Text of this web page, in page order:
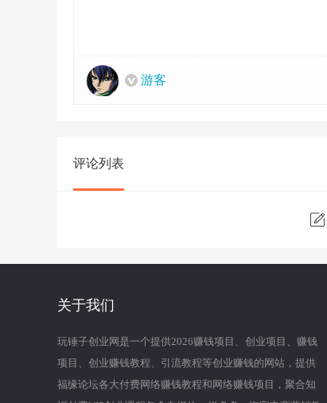
游客
评论列表
关于我们
玩锤子创业网是一个提供2026赚钱项目、创业项目、赚钱
项目、创业赚钱教程、引流教程等创业赚钱的网站，提供
福缘论坛各大付费网络赚钱教程和网络赚钱项目，聚合知